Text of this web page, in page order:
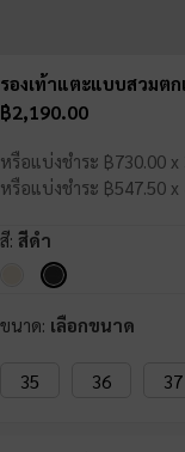
รองเท้าแตะแบบสวมต
฿2,190.00
หรือแบ่งชำระ ฿730.00 x
หรือแบ่งชำระ ฿547.50 x
สี: สีดำ
ขนาด: เลือกขนาด
35 36 37